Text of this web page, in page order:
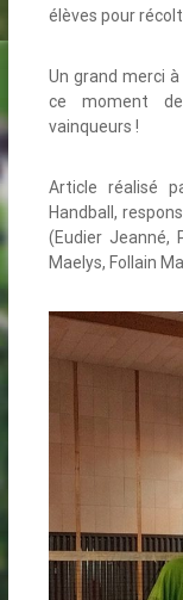
élèves pour
Un grand merci
ce moment
vainqueurs !
Article réalisé
Handball,
(Eudier Jeanné,
Maelys, Follain